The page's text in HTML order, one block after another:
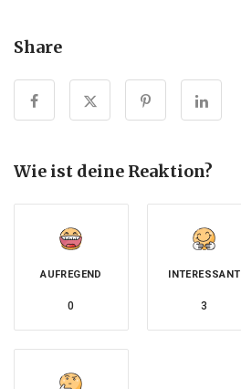
Share
Wie ist deine Reaktion?
AUFREGEND
0
INTERESSANT
3